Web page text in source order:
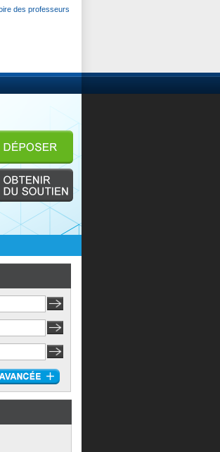
des professeurs